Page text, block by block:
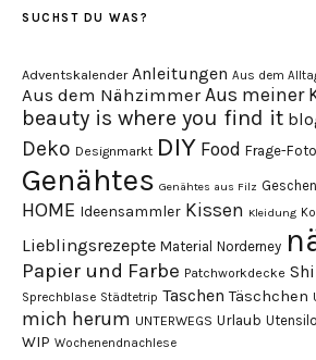
SUCHST DU WAS?
Adventskalender Anleitungen Aus dem
Aus dem Nähzimmer Aus meiner
beauty is where you find it
Deko Designmarkt DIY Food Frage-
Genähtes Genähtes aus Filz
HOME Ideensammler Kissen Kleidung
Lieblingsrezepte Material Norderney
Papier und Farbe Patchworkdecke
Sprechblase Städtetrip Taschen Täschchen
mich herum UNTERWEGS Urlaub
WIP Wochenendnachlese